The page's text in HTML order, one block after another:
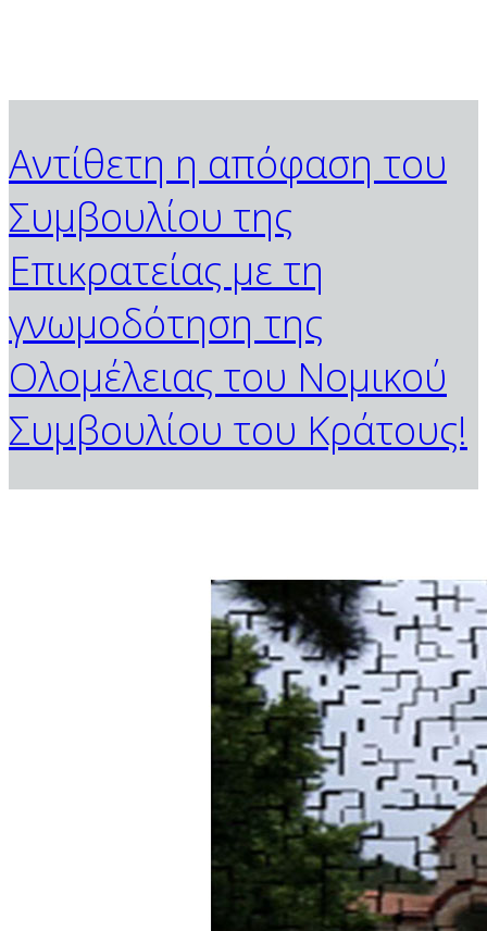
Αντίθετη η απόφαση του
Συμβουλίου της
Επικρατείας με τη
γνωμοδότηση της
Ολομέλειας του Νομικού
Συμβουλίου του Κράτους!